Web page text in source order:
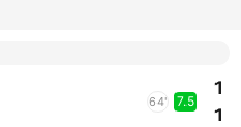
64' 7.5
1
1